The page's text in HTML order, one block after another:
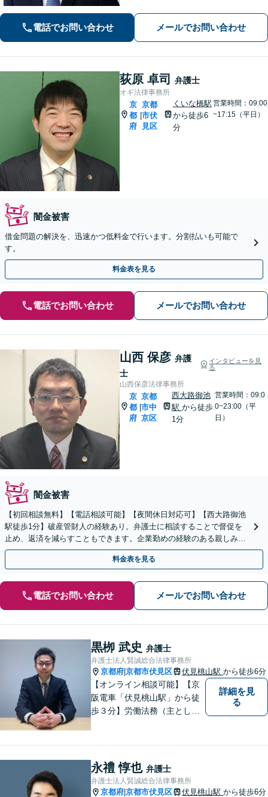
交通事故などに注力。どんな小さなお
悩みでお気軽にご相談ください【夜
間・休日面談】【完全個室】【樟葉駅5
分】
電話でお問い合わせ メールでお問い合わせ
荻原 卓司 弁護士
オギ法律事務所
京
都
府
京都
市伏
見区
くいな橋駅
から徒歩6
分
営業時間：09:00
~17:15（平日）
闇金被害
借金問題の解決を、迅速かつ低料金で行います。分割払いも可能で
す。
料金表を見る
電話でお問い合わせ メールでお問い合わせ
山西 保彦 弁護
士
インタビューを見
る
山西保彦法律事務所
京
都
府
|
京都
市中
京区
西大路御池
駅 から徒歩
1分
営業時間：09:0
0~23:00（平
日）
闇金被害
【初回相談無料】【電話相談可能】【夜間休日対応可】【西大路御池
駅徒歩1分】破産管財人の経験あり。弁護士に相談することで督促を
止め、返済を減らすこともできます。企業勤めの経験のある親しみや
すい弁護士です。お気軽にご相談ください。
料金表を見る
電話でお問い合わせ メールでお問い合わせ
黒栁 武史 弁護士
弁護士法人賢誠総合法律事務所
京都府 京都市伏見区 伏見桃山駅 から徒歩6分
【オンライン相談可能】【京
阪電車「伏見桃山駅」から徒
歩３分】労働法務（主として
件、建築事件などの幅広い分
野でも経験を積んでおりま
す。お気軽にご相談くださ
詳細を見
る
永禮 惇也 弁護士
弁護士法人賢誠総合法律事務所
京都府 京都市伏見区 伏見桃山駅 から徒歩6分